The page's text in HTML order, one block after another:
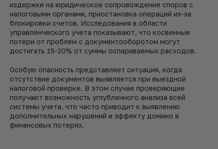
издержки на юридическое сопровождение споров с
налоговыми органами, приостановка операций из-за
блокировки счетов. Исследования в области
управленческого учета показывают, что косвенные
потери от проблем с документооборотом могут
достигать 15-20% от суммы оспариваемых расходов.
Особую опасность представляет ситуация, когда
отсутствие документов выявляется при выездной
налоговой проверке. В этом случае проверяющие
получают возможность углубленного анализа всей
системы учета, что часто приводит к выявлению
дополнительных нарушений и эффекту домино в
финансовых потерях.